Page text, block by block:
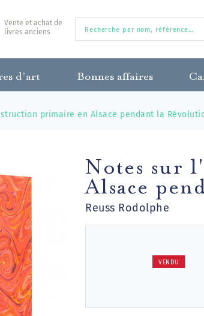
Vente et achat de
livres anciens
d’art Bonnes affaires
primaire en Alsace pendant la
Notes sur
Alsace
Reuss Rodolphe
VENDU